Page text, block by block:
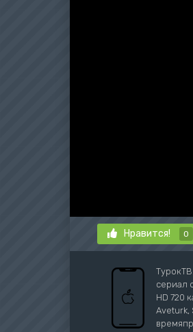
Нравится! 0
сериал
HD 720
Aveturk,